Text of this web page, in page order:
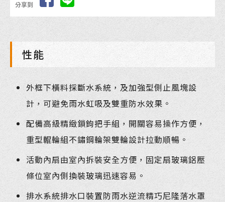
分享到
性能
外框下橫料採斷水系統，及加強型側止風塊設
計，可避免雨水虹吸及雙重防水效果。
配備高級精緻鎖鉤把手組，開關容易操作方便，
重型輥輪組不鏽鋼輪架雙輪設計拉動順暢。
活動內扇由室內拆裝安全方便，固定扇玻璃鋁壓
條位室內側換裝玻璃迅速容易。
排水系統排水口裝置防雨水逆流精巧尼隆落水罩